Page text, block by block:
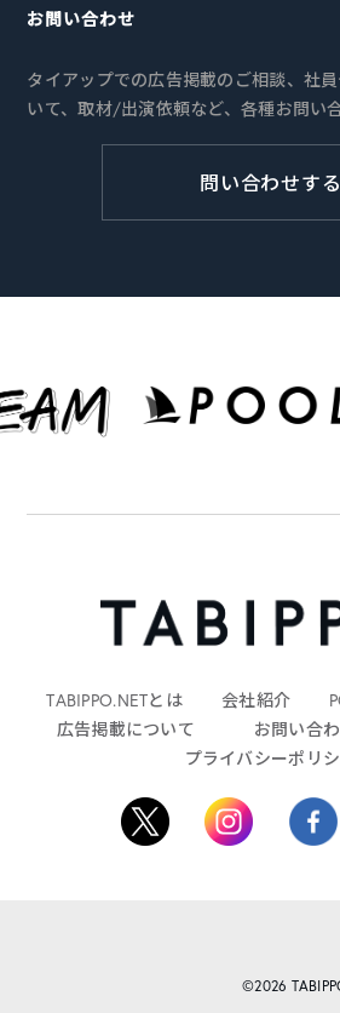
お問い合わせ
タイアップでの広告掲載のご相談、社
いて、取材/出演依頼など、各種お問い
問い合わせする
TABIPPO.NETとは 会社紹介
広告掲載について
お問い合
プライバシーポリ
©2026